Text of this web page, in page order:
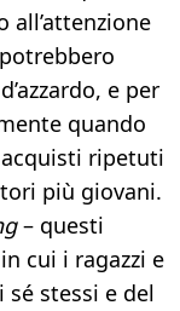
all’attenzione
e per
quando
ripetuti
più giovani.
– questi
cui i ragazzi e
stessi e del